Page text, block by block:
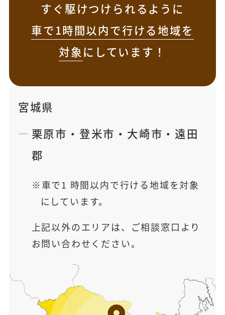
すぐ駆けつけられるように
車で1時間以内で行ける地域を
対象にしています！
宮城県
栗原市 ・ 登米市 ・ 大崎市 ・ 遠田
郡
車で1 時間以内で行ける地域を対象
にしています。
上記以外のエリアは、ご相談窓口より
お問い合わせください。